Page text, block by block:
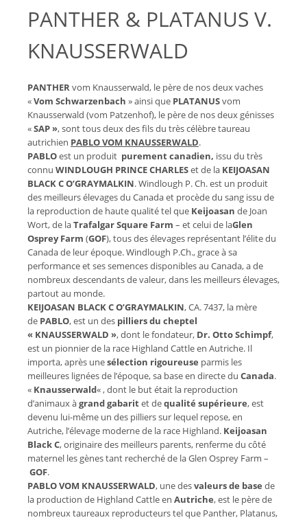
PANTHER & PLATANUS V.
KNAUSSERWALD
PANTHERvom Knausserwald, le père de nos deux vaches
«Vom Schwarzenbach » ainsi que PLATANUSvom
Knausserwald (vom Patzenhof), le père de nos deux génisses
«SAP », sont tous deux des fils du très célèbre taureau
autrichien PABLO VOM KNAUSSERWALD.
PABLOest un produit purement canadien, issu du très
connu WINDLOUGH PRINCE CHARLESet de la KEIJOASAN
BLACK C O’GRAYMALKIN. Windlough P. Ch. est un produit
des meilleurs élevages du Canada et procède du sang issu de
la reproduction de haute qualité tel que Keijoasan de Joan
Wort, de laTrafalgar Square Farm – et celui de laGlen
Osprey Farm (GOF), tous des élevages représentant l’élite du
Canada de leur époque. Windlough P.Ch., grace à sa
performance et ses semences disponibles au Canada, a de
nombreux descendants de valeur, dans les meilleurs élevages,
partout au monde.
KEIJOASAN BLACK C O’GRAYMALKIN, CA. 7437, la mère
de PABLO, est un des pilliers du cheptel
« KNAUSSERWALD », dont le fondateur, Dr. Otto Schimpf,
est un pionnier de la race Highland Cattle en Autriche. Il
importa, après unesélection rigoureuse parmis les
meilleures lignées de l’époque, sa base en directe du Canada.
« Knausserwald« , dont le but était la reproduction
d’animaux àgrand gabaritet dequalité supérieure, est
devenu lui-même un des pilliers sur lequel repose, en
Autriche, l’élevage moderne de la race Highland. Keijoasan
Black C, originaire des meilleurs parents, renferme du côté
maternel les gènes tant recherché de la Glen Osprey Farm –
GOF.
PABLO VOM KNAUSSERWALD, une desvaleurs de base de
la production de Highland Cattle en Autriche, est le père de
nombreux taureaux reproducteurs tel que Panther, Platanus,